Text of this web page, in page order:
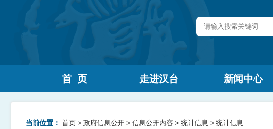
首 页 走进汉台 新闻中心
当前位置： 首页 > 政府信息公开 > 信息公开内容 > 统计信息 > 统计信息